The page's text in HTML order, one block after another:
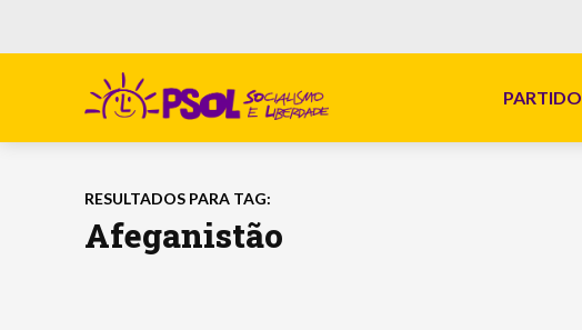
PARTIDO
RESULTADOS PARA TAG:
Afeganistão